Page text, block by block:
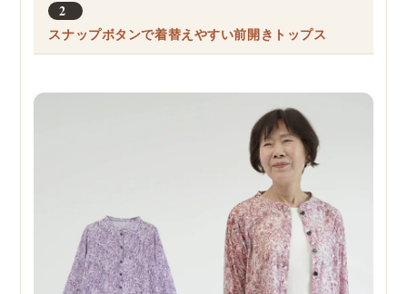
2
スナップボタンで着替えやすい前開きトップス